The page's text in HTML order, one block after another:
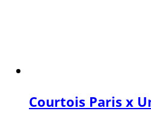
Courtois Paris x